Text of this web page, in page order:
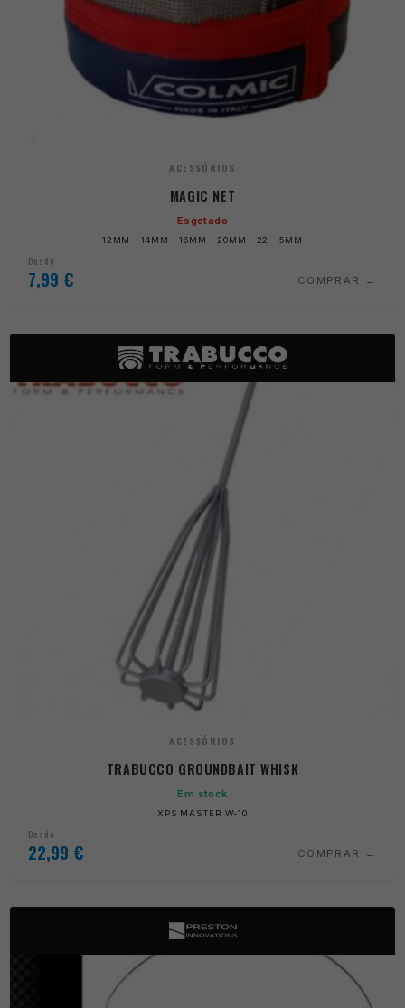
ACESSÓRIOS
MAGIC NET
Esgotado
12MM · 14MM · 16MM · 20MM · 22 · 5MM
Desde
7,99 € COMPRAR
ACESSÓRIOS
TRABUCCO GROUNDBAIT WHISK
Em stock
XPS MASTER W-10
Desde
22,99 € COMPRAR